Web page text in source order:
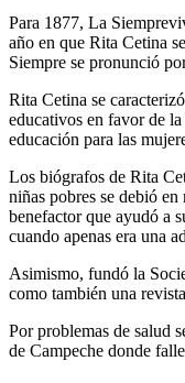
Para 1877, La
año en que Rita Cetina
Siempre se pronunció
Rita Cetina se
educativos en favor de
educación para las
Los biógrafos de Rita
niñas pobres se debió
benefactor que ayudó a
cuando apenas era una
Asimismo, fundó la
como también una
Por problemas de salud
de Campeche donde